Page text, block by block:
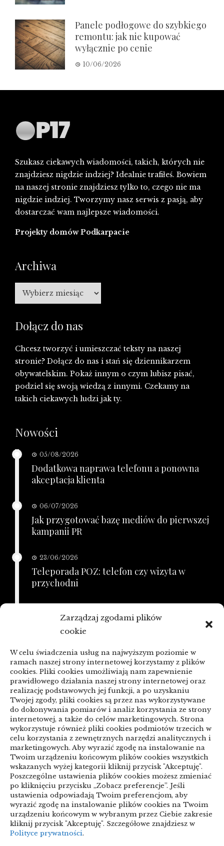
Zarządzaj zgodami plików
cookie
W celu świadczenia usług na najwyższym poziomie w
ramach naszej strony internetowej korzystamy z plików
cookies. Pliki cookies umożliwiają nam zapewnienie
prawidłowego działania naszej strony internetowej oraz
realizację podstawowych jej funkcji, a po uzyskaniu
Twojej zgody, pliki cookies są przez nas wykorzystywane
do dokonywania pomiarów i analiz korzystania ze strony
internetowej, a także do celów marketingowych. Strona
wykorzystuje również pliki cookies podmiotów trzecich w
celu korzystania z zewnętrznych narzędzi analitycznych i
marketingowych. Aby wyrazić zgodę na instalowanie na
Twoim urządzeniu końcowym plików cookies wszystkich
wskazanych wyżej kategorii kliknij przycisk "Akceptuję".
Poszczególne ustawienia plików cookies możesz zmieniać
po kliknięciu przycisku „Zobacz preferencje”. Jeśli
ustawienia odpowiadają Twoim preferencjom, aby
wyrazić zgodę na instalowanie plików cookies na Twoim
urządzeniu końcowym w wybranym przez Ciebie zakresie
kliknij przycisk "Akceptuję". Szczegółowe znajdziesz w
Polityce prywatności.
Panele podłogowe do szybkiego
remontu: jak nie kupować
wyłącznie po cenie
10/06/2026
Szukasz ciekawych wiadomości, takich, których nie
znajdziesz nigdzie indziej? Idealnie trafiłeś. Bowiem
na naszej stronie znajdziesz tylko to, czego nie ma
nigdzie indziej. Tworzymy nasz serwis z pasją, aby
dostarczać wam najlepsze wiadomości.
Projekty domów Podkarpacie
Archiwa
Archiwa
Dołącz do nas
Chcesz tworzyć i umieszczać teksty na naszej
stronie? Dołącz do nas i stań się dziennikarzem
obywatelskim. Pokaż innym o czym lubisz pisać,
podziel się swoją wiedzą z innymi. Czekamy na
takich ciekawych ludzi jak ty.
Nowości
05/08/2026
Dodatkowa naprawa telefonu a ponowna
akceptacja klienta
06/07/2026
Jak przygotować bazę mediów do pierwszej
kampanii PR
23/06/2026
Teleporada POZ: telefon czy wizyta w
przychodni
KSeF a zaległe faktury: porządkowanie
przed zmianą
linki z nap
Categories
ARTYKUŁ SPONSOROWANY
Biznes & Finanse
Budownictwo & Przemysł Dom & Ogród
Edukacja & Rozrywka Inne
Motoryzacja Sport & Turystyka
Technologie Uroda & Lifestyle Usługi
Zdrowie